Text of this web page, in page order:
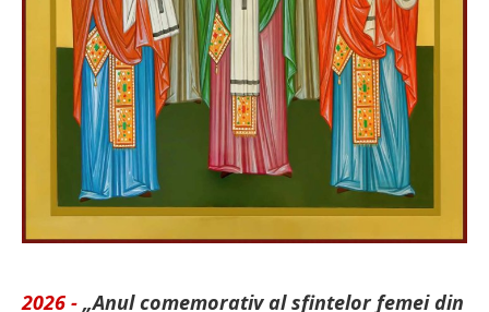
2026 - „Anul comemorativ al sfintelor femei din